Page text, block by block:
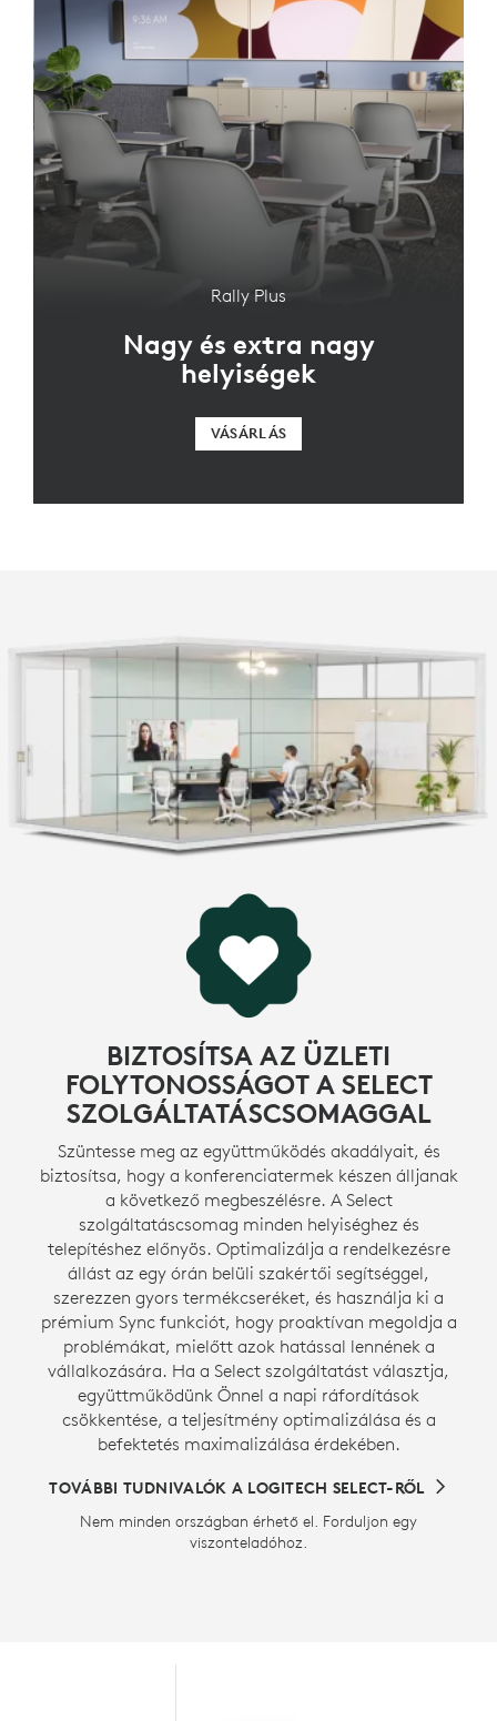
Rally Plus
Nagy és extra nagy
helyiségek
VÁSÁRLÁS
BIZTOSÍTSA AZ ÜZLETI
FOLYTONOSSÁGOT A SELECT
SZOLGÁLTATÁSCSOMAGGAL
Szüntesse meg az együttműködés akadályait, és
biztosítsa, hogy a konferenciatermek készen álljanak
a következő megbeszélésre. A Select
szolgáltatáscsomag minden helyiséghez és
telepítéshez előnyös. Optimalizálja a rendelkezésre
állást az egy órán belüli szakértői segítséggel,
szerezzen gyors termékcseréket, és használja ki a
prémium Sync funkciót, hogy proaktívan megoldja a
problémákat, mielőtt azok hatással lennének a
vállalkozására. Ha a Select szolgáltatást választja,
együttműködünk Önnel a napi ráfordítások
csökkentése, a teljesítmény optimalizálása és a
befektetés maximalizálása érdekében.
TOVÁBBI TUDNIVALÓK A LOGITECH SELECT-RŐL
Nem minden országban érhető el. Forduljon egy
viszonteladóhoz.